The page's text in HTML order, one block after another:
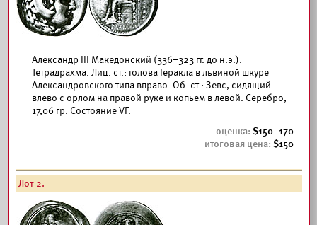
Александр III Македонский (336–323 гг. до н.э.).
Тетрадрахма. Лиц. ст.: голова Геракла в львиной шкуре
Александровского типа вправо. Об. ст.: Зевс, сидящий
влево с орлом на правой руке и копьем в левой. Серебро,
17,06 гр. Состояние VF.
150–170
150
Лот 2.